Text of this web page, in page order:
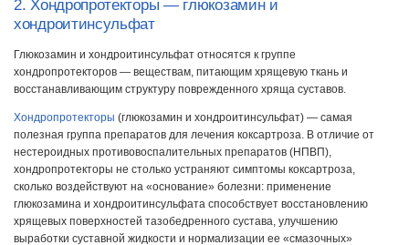
2. Хондропротекторы — глюкозамин и
хондроитинсульфат
Глюкозамин и хондроитинсульфат относятся к группе
хондропротекторов — веществам, питающим хрящевую ткань и
восстанавливающим структуру поврежденного хряща суставов.
Хондропротекторы (глюкозамин и хондроитинсульфат) — самая
полезная группа препаратов для лечения коксартроза. В отличие от
нестероидных противовоспалительных препаратов (НПВП),
хондропротекторы не столько устраняют симптомы коксартроза,
сколько воздействуют на «основание» болезни: применение
глюкозамина и хондроитинсульфата способствует восстановлению
хрящевых поверхностей тазобедренного сустава, улучшению
выработки суставной жидкости и нормализации ее «смазочных»